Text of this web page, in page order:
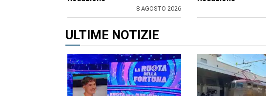
8 AGOSTO 2026
ULTIME NOTIZIE